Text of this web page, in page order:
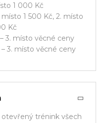
1 000 Kč
1 500 Kč, 2. místo
Kč
3. místo věcné ceny
– 3. místo věcné ceny
otevřený trénink všech